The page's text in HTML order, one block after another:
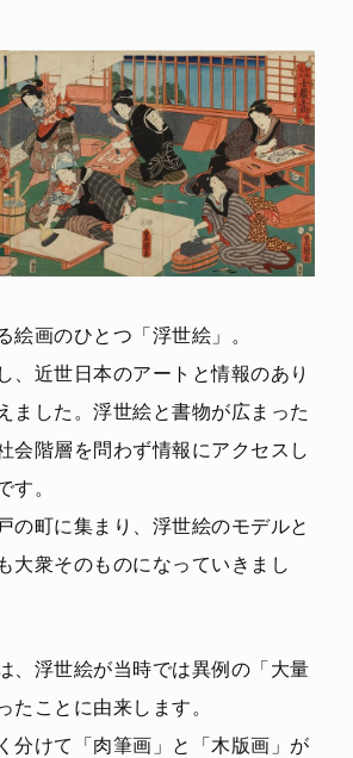
絵画のひとつ「浮世絵」。
、近世日本のアートと情報のあり
ました。浮世絵と書物が広まった
会階層を問わず情報にアクセスし
す。
の町に集まり、浮世絵のモデルと
大衆そのものになっていきまし
、浮世絵が当時では異例の「大量
たことに由来します。
分けて「肉筆画」と「木版画」が